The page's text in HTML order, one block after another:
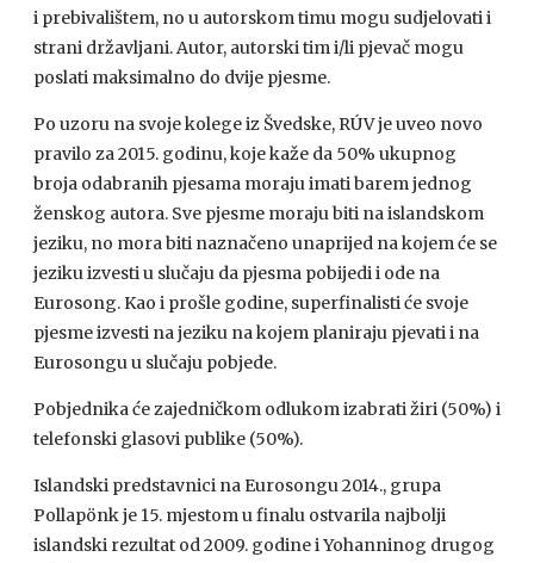
i prebivalištem, no u autorskom timu mogu sudjelovati i
strani državljani. Autor, autorski tim i/li pjevač mogu
poslati maksimalno do dvije pjesme.
Po uzoru na svoje kolege iz Švedske, RÚV je uveo novo
pravilo za 2015. godinu, koje kaže da 50% ukupnog
broja odabranih pjesama moraju imati barem jednog
ženskog autora. Sve pjesme moraju biti na islandskom
jeziku, no mora biti naznačeno unaprijed na kojem će se
jeziku izvesti u slučaju da pjesma pobijedi i ode na
Eurosong. Kao i prošle godine, superfinalisti će svoje
pjesme izvesti na jeziku na kojem planiraju pjevati i na
Eurosongu u slučaju pobjede.
Pobjednika će zajedničkom odlukom izabrati žiri (50%) i
telefonski glasovi publike (50%).
Islandski predstavnici na Eurosongu 2014., grupa
Pollapönk je 15. mjestom u finalu ostvarila najbolji
islandski rezultat od 2009. godine i Yohanninog drugog